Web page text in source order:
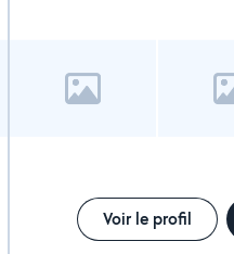
Voir le profil